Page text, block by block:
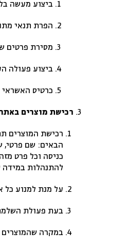
ביצוע מעשה
הפרת תנאי
מסירת פרטים
ביצוע פעולה
כרטיס האשראי
רכישת מוצרים באתר
רכישת המוצרים
הבאים: שם פרטי,
כניסה וכל פרט
להתנהלות
על מנת למנוע כל
בעת פעולת
במקרה שהמוצרים